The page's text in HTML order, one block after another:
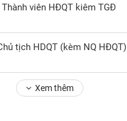
viên HĐQT kiêm TGĐ
tịch HDQT (kèm NQ HĐQT)
Xem thêm